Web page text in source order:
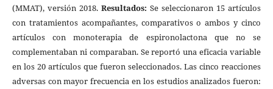
(MMAT), versión 2018. Resultados: Se seleccionaron 15 artículos
con tratamientos acompañantes, comparativos o ambos y cinco
artículos con monoterapia de espironolactona que no se
complementaban ni comparaban. Se reportó una eficacia variable
en los 20 artículos que fueron seleccionados. Las cinco reacciones
adversas con mayor frecuencia en los estudios analizados fueron: